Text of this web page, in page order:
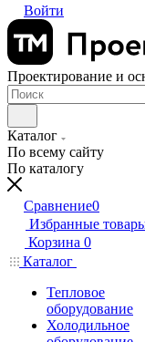
Войти
Проектирование и
Каталог
По всему сайту
По каталогу
Сравнение0
Избранные
Корзина 0
Каталог
Тепловое
оборудование
Холодильное